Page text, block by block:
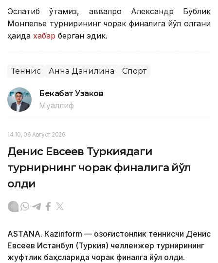
Эслатиб ўтамиз, аввалроқ Александр Бублик
Монпелье турнирининг чорак финалига йўл олгани
ҳақида хабар берган эдик.
Теннис Анна Данилина Спорт
Бекабат Узаков
Муаллиф
14:10, 06 Август 2026
Денис Евсеев Туркиядаги
турнирнинг чорак финалига йўл
олди
ASTANА. Кazinform — Қозоғистонлик теннисчи Денис
Евсеев Истанбул (Туркия) челленжер турнирининг
жуфтлик баҳсларида чорак финалга йўл олди.